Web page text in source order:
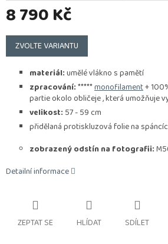
8 790 Kč
Měrná
cena:
ZVOLTE VARIANTU
materiál:umělé vlákno s pamětí
zpracování:*****monofilament+
partie okolo obličeje , která umožňuje
velikost: 57 - 59 cm
přidělaná protiskluzová folie na
zobrazený odstín na fotografii:
Detailní informace
ZEPTAT SE HLÍDAT SDÍLET